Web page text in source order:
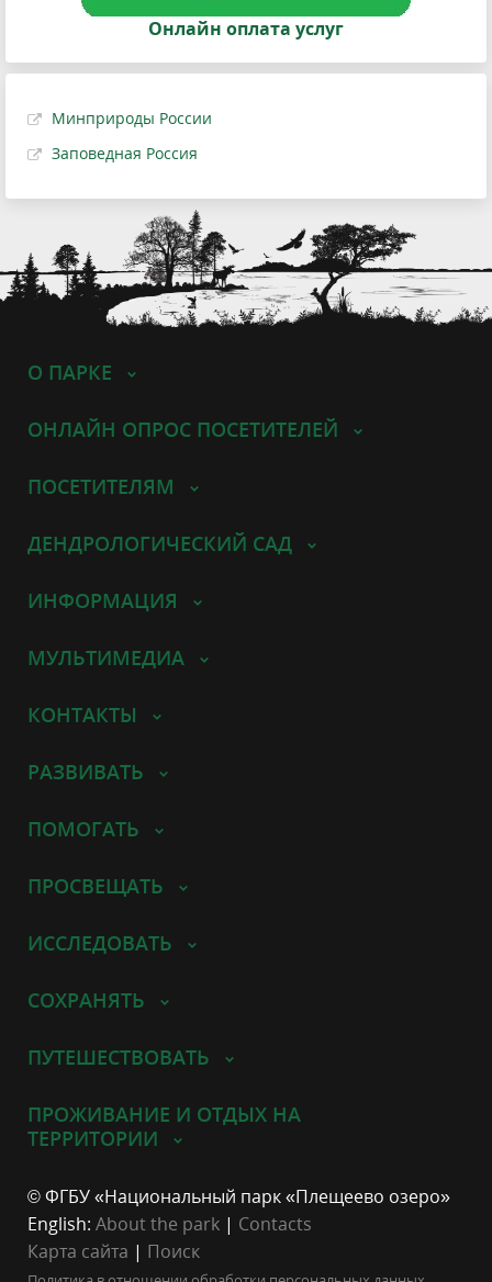
Онлайн оплата услуг
Минприроды России
Заповедная Россия
О ПАРКЕ
ОНЛАЙН ОПРОС ПОСЕТИТЕЛЕЙ
ПОСЕТИТЕЛЯМ
ДЕНДРОЛОГИЧЕСКИЙ САД
ИНФОРМАЦИЯ
МУЛЬТИМЕДИА
КОНТАКТЫ
РАЗВИВАТЬ
ПОМОГАТЬ
ПРОСВЕЩАТЬ
ИССЛЕДОВАТЬ
СОХРАНЯТЬ
ПУТЕШЕСТВОВАТЬ
ПРОЖИВАНИЕ И ОТДЫХ НА
ТЕРРИТОРИИ
© ФГБУ «Национальный парк «Плещеево озеро»
English: About the park | Contacts
Карта сайта | Поиск